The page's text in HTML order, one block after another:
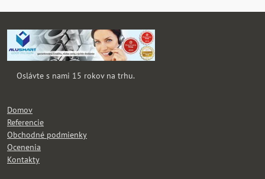
Oslávte s nami 15 rokov na trhu.
Domov
Referencie
Obchodné podmienky
Ocenenia
Kontakty